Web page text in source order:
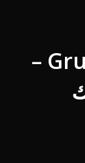
مقابلة Grupo Formula –